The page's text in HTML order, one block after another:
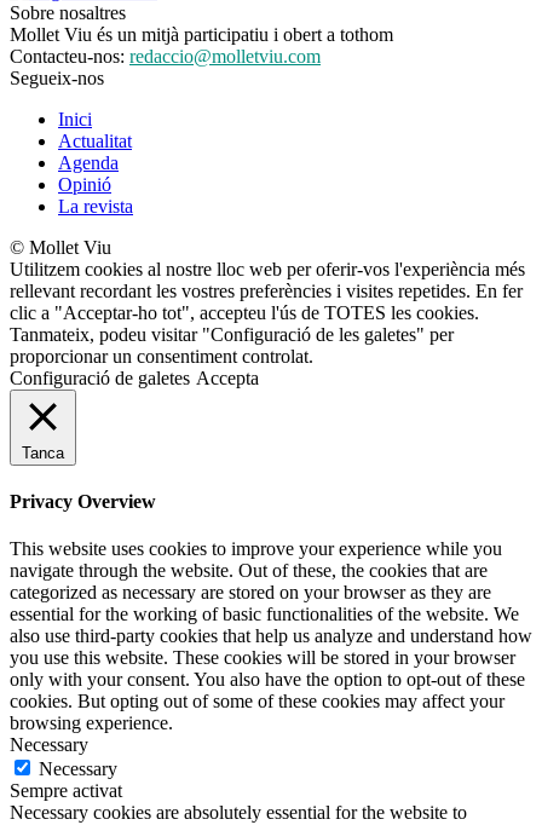
Sobre nosaltres
Mollet Viu és un mitjà participatiu i obert a tothom
Contacteu-nos: redaccio@molletviu.com
Segueix-nos
Inici
Actualitat
Agenda
Opinió
La revista
© Mollet Viu
Utilitzem cookies al nostre lloc web per oferir-vos l'experiència més
rellevant recordant les vostres preferències i visites repetides. En fer
clic a "Acceptar-ho tot", accepteu l'ús de TOTES les cookies.
Tanmateix, podeu visitar "Configuració de les galetes" per
proporcionar un consentiment controlat.
Configuració de galetes Accepta
Tanca
Privacy Overview
This website uses cookies to improve your experience while you
navigate through the website. Out of these, the cookies that are
categorized as necessary are stored on your browser as they are
essential for the working of basic functionalities of the website. We
also use third-party cookies that help us analyze and understand how
you use this website. These cookies will be stored in your browser
only with your consent. You also have the option to opt-out of these
cookies. But opting out of some of these cookies may affect your
browsing experience.
Necessary
Necessary
Sempre activat
Necessary cookies are absolutely essential for the website to